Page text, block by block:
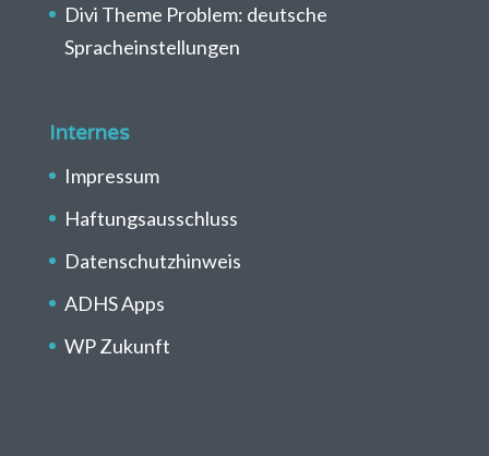
Divi Theme Problem: deutsche
Spracheinstellungen
Internes
Impressum
Haftungsausschluss
Datenschutzhinweis
ADHS Apps
WP Zukunft